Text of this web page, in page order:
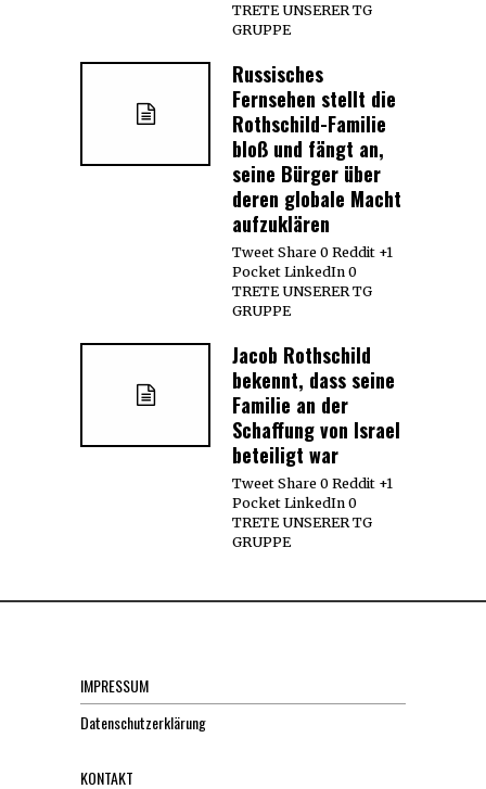
TRETE UNSERER TG
GRUPPE
Russisches
Fernsehen stellt die
Rothschild-Familie
bloß und fängt an,
seine Bürger über
deren globale Macht
aufzuklären
Tweet Share 0 Reddit +1
Pocket LinkedIn 0
TRETE UNSERER TG
GRUPPE
Jacob Rothschild
bekennt, dass seine
Familie an der
Schaffung von Israel
beteiligt war
Tweet Share 0 Reddit +1
Pocket LinkedIn 0
TRETE UNSERER TG
GRUPPE
IMPRESSUM
Datenschutzerklärung
KONTAKT